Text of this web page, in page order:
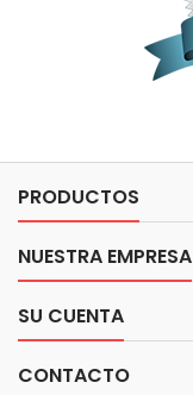
PRODUCTOS
NUESTRA EMPRESA
SU CUENTA
CONTACTO